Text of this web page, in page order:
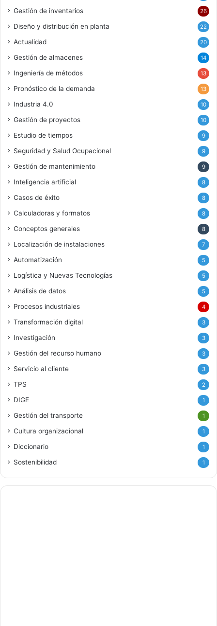
Gestión de inventarios 26
Diseño y distribución en planta 22
Actualidad 20
Gestión de almacenes 14
Ingeniería de métodos 13
Pronóstico de la demanda 13
Industria 4.0 10
Gestión de proyectos 10
Estudio de tiempos 9
Seguridad y Salud Ocupacional 9
Gestión de mantenimiento 9
Inteligencia artificial 8
Casos de éxito 8
Calculadoras y formatos 8
Conceptos generales 8
Localización de instalaciones 7
Automatización 5
Logística y Nuevas Tecnologías 5
Análisis de datos 5
Procesos industriales 4
Transformación digital 3
Investigación 3
Gestión del recurso humano 3
Servicio al cliente 3
TPS 2
DIGE 1
Gestión del transporte 1
Cultura organizacional 1
Diccionario 1
Sostenibilidad 1